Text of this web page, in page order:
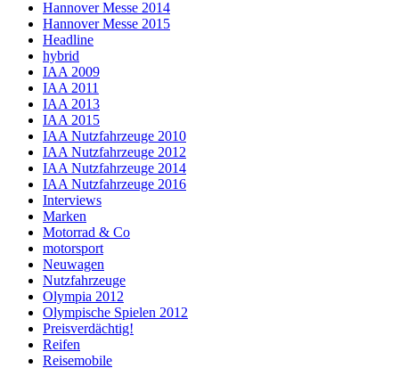
Hannover Messe 2014
Hannover Messe 2015
Headline
hybrid
IAA 2009
IAA 2011
IAA 2013
IAA 2015
IAA Nutzfahrzeuge 2010
IAA Nutzfahrzeuge 2012
IAA Nutzfahrzeuge 2014
IAA Nutzfahrzeuge 2016
Interviews
Marken
Motorrad & Co
motorsport
Neuwagen
Nutzfahrzeuge
Olympia 2012
Olympische Spielen 2012
Preisverdächtig!
Reifen
Reisemobile